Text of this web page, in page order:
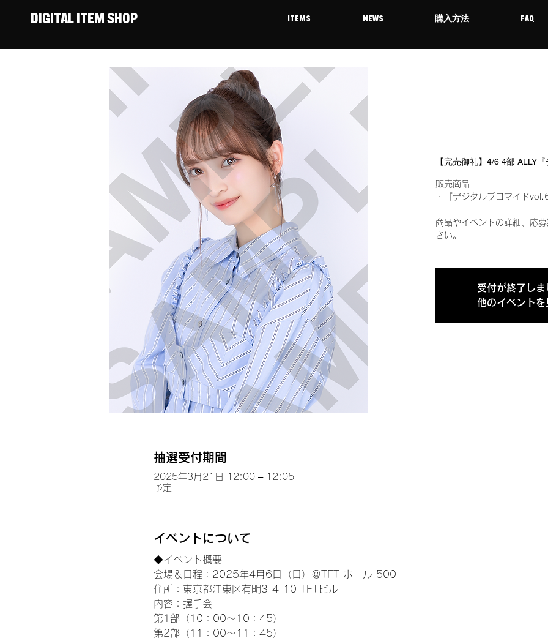
DIGITAL ITEM SHOP ITEMS NEWS 購入方法 FAQ
【完売御礼】4/6 4部 ALLY
販売商品
・『デジタルブロマイド
商品やイベントの詳細、応
さい。
受付が終了しま
他のイベントを
抽選受付期間
2025年3月21日 12:00 – 12:05
予定
イベントについて
◆イベント概要
会場＆日程：2025年4月6日（日）＠TFT ホール 500
住所：東京都江東区有明3-4-10 TFTビル
内容：握手会
第1部（10：00～10：45）
第2部（11：00～11：45）